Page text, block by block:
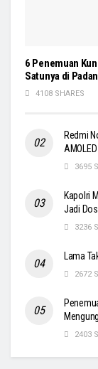
6 Penemuan
Satunya di
4108 SHARES
Redmi
3695
Kapolri
Jadi
3236
Lama
2672
2403